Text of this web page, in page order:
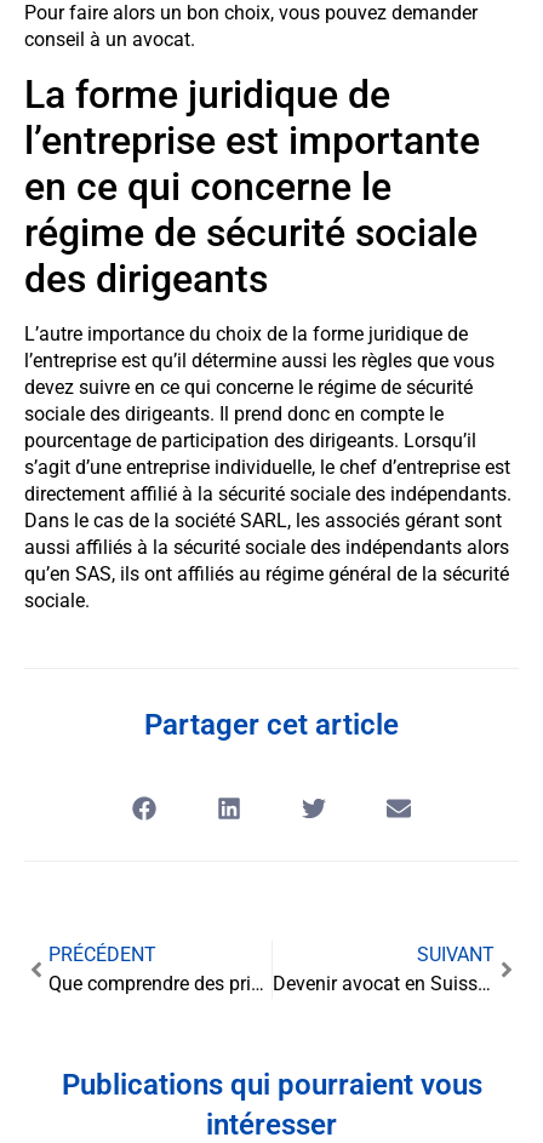
Pour faire alors un bon choix, vous pouvez demander
conseil à un avocat.
La forme juridique de
l’entreprise est importante
en ce qui concerne le
régime de sécurité sociale
des dirigeants
L’autre importance du choix de la forme juridique de
l’entreprise est qu’il détermine aussi les règles que vous
devez suivre en ce qui concerne le régime de sécurité
sociale des dirigeants. Il prend donc en compte le
pourcentage de participation des dirigeants. Lorsqu’il
s’agit d’une entreprise individuelle, le chef d’entreprise est
directement affilié à la sécurité sociale des indépendants.
Dans le cas de la société SARL, les associés gérant sont
aussi affiliés à la sécurité sociale des indépendants alors
qu’en SAS, ils ont affiliés au régime général de la sécurité
sociale.
Partager cet article
PRÉCÉDENT
Que comprendre des principales formes juridiques des entreprises ?
SUIVANT
Devenir avocat en Suisse : les étapes à suivre
Publications qui pourraient vous
intéresser